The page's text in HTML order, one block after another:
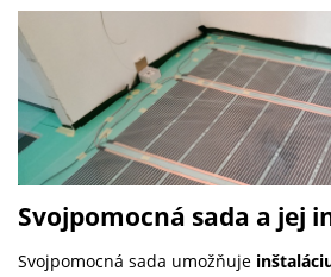
Svojpomocná sada a jej
Svojpomocná sada umožňuje